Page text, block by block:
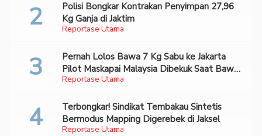
Reportase Utama
Polisi Bongkar Kontrakan Penyimpan 27,96
Kg Ganja di Jaktim
Reportase Utama
Pernah Lolos Bawa 7 Kg Sabu ke Jakarta
Pilot Maskapai Malaysia Dibekuk Saat Bawa
70 Ribu Pil Ekstasi Di Bandara Soetta
Reportase Utama
Terbongkar! Sindikat Tembakau Sintetis
Bermodus Mapping Digerebek di Jaksel